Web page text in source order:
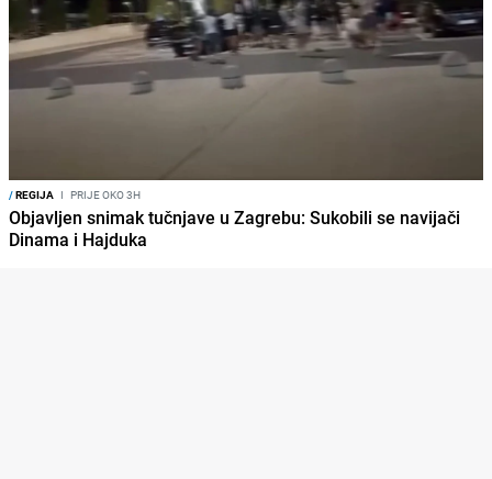
/REGIJA I PRIJE OKO 3H
Objavljen snimak tučnjave u Zagrebu: Sukobili se navijači
Dinama i Hajduka